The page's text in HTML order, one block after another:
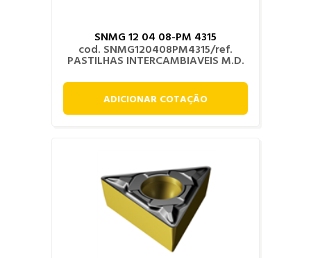
SNMG 12 04 08-PM 4315
cod. SNMG120408PM4315/ref.
PASTILHAS INTERCAMBIAVEIS M.D.
ADICIONAR COTAÇÃO